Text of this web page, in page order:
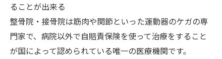
ることが出来る
整骨院・接骨院は筋肉や関節といった運動器のケガの専
門家で、病院以外で自賠責保険を使って治療をすること
が国によって認められている唯一の医療機関です。